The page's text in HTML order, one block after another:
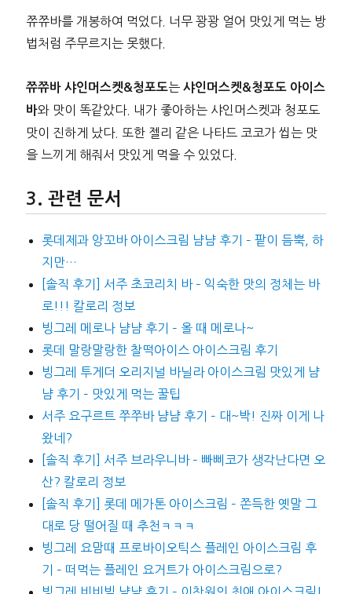
쮸쮸바를 개봉하여 먹었다. 너무 꽝꽝 얼어 맛있게 먹는 방
법처럼 주무르지는 못했다.
쮸쮸바 샤인머스켓&청포도는 샤인머스켓&청포도 아이스
바와 맛이 똑같았다. 내가 좋아하는 샤인머스켓과 청포도
맛이 진하게 났다. 또한 젤리 같은 나타드 코코가 씹는 맛
을 느끼게 해줘서 맛있게 먹을 수 있었다.
관련 문서
롯데제과 앙꼬바 아이스크림 냠냠 후기 – 팥이 듬뿍, 하
지만…
[솔직 후기] 서주 초코리치 바 – 익숙한 맛의 정체는 바
로!!! 칼로리 정보
빙그레 메로나 냠냠 후기 – 올 때 메로나~
롯데 말랑말랑한 찰떡아이스 아이스크림 후기
빙그레 투게더 오리지널 바닐라 아이스크림 맛있게 냠
냠 후기 – 맛있게 먹는 꿀팁
서주 요구르트 쭈쭈바 냠냠 후기 – 대~박! 진짜 이게 나
왔네?
[솔직 후기] 서주 브라우니바 – 빠삐코가 생각난다면 오
산? 칼로리 정보
[솔직 후기] 롯데 메가톤 아이스크림 – 쫀득한 옛말 그
대로 당 떨어질 때 추천ㅋㅋㅋ
빙그레 요맘때 프로바이오틱스 플레인 아이스크림 후
기 – 떠먹는 플레인 요거트가 아이스크림으로?
빙그레 비비빅 냠냠 후기 – 이찬원의 최애 아이스크림!